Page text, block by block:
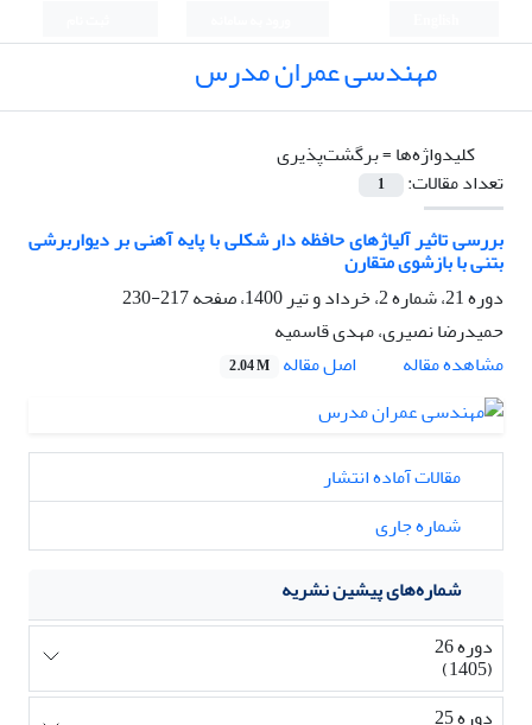
مهندسی عمران مدرس
کلیدواژه‌ها =برگشت‌پذیری
تعداد مقالات:
1
بررسی تاثیر آلیاژهای حافظه دار شکلی با پایه آهنی بر دیواربرشی
بتنی با بازشوی متقارن
دوره 21، شماره 2، خرداد و تیر 1400، صفحه
217-230
حمیدرضا نصیری، مهدی قاسمیه
مشاهده مقاله
اصل مقاله 2.04 M
مقالات آماده انتشار
شماره جاری
شماره‌های پیشین نشریه
دوره 26
(1405)
دوره 25